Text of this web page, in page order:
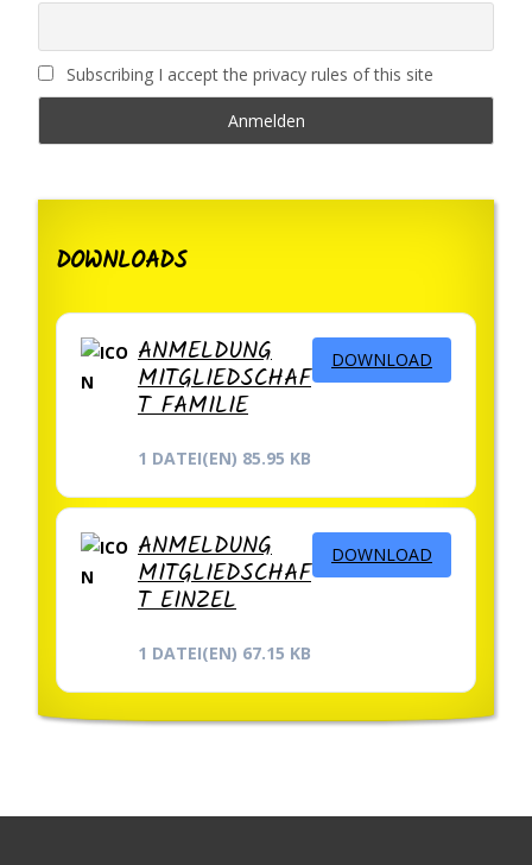
Subscribing I accept the privacy rules of this site
DOWNLOADS
ANMELDUNG
MITGLIEDSCHAF
T FAMILIE
1 DATEI(EN) 85.95 KB
DOWNLOAD
ANMELDUNG
MITGLIEDSCHAF
T EINZEL
1 DATEI(EN) 67.15 KB
DOWNLOAD